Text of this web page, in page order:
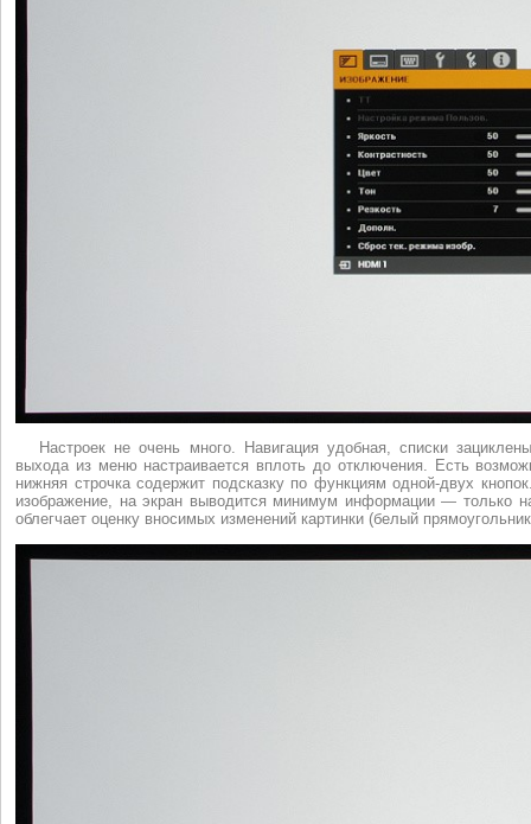
Настроек не очень много. Навигация удобная, списки
выхода из меню настраивается вплоть до отключения. Есть
нижняя строчка содержит подсказку по функциям одной-двух
изображение, на экран выводится минимум информации — только
облегчает оценку вносимых изменений картинки (белый